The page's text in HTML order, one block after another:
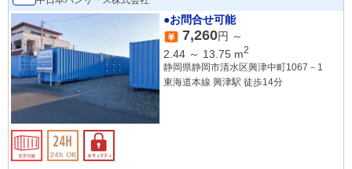
●お問合せ可能
7,260円 ～
2.44 ～ 13.75 m2
静岡県静岡市清水区興津中町1067－1
東海道本線 興津駅 徒歩14分